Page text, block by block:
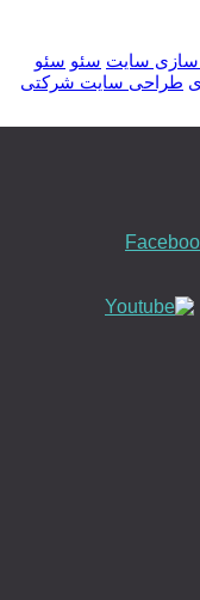
سازی سایت سئو سئو
طراحی سایت شرکتی